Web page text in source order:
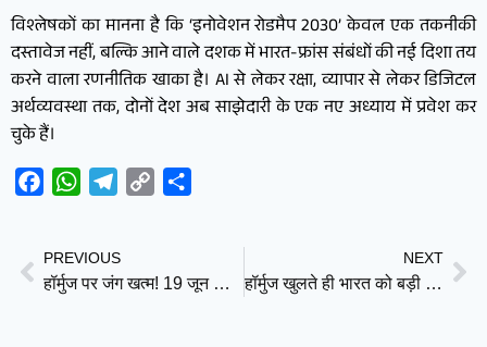
विश्लेषकों का मानना है कि ‘इनोवेशन रोडमैप 2030’ केवल एक तकनीकी
दस्तावेज नहीं, बल्कि आने वाले दशक में भारत-फ्रांस संबंधों की नई दिशा तय
करने वाला रणनीतिक खाका है। AI से लेकर रक्षा, व्यापार से लेकर डिजिटल
अर्थव्यवस्था तक, दोनों देश अब साझेदारी के एक नए अध्याय में प्रवेश कर
चुके हैं।
FacebookWhatsAppTelegram
Copy
PREVIOUS
हॉर्मुज पर जंग खत्म! 19 जून को अमेरिका-ईरान शांति समझौते पर हस्ताक्षर, ट्रंप बोले- हमेशा के लिए थमेगी लड़ाई
NEXT
हॉर्मुज खुलते ही भारत को बड़ी राहत! सस्ता हो सकता है तेल, घट सकता है महंगाई का दबाव